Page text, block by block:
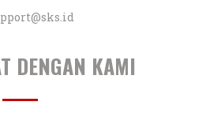
DENGAN KAMI